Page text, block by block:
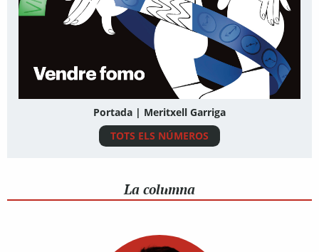
Portada | Meritxell Garriga
TOTS ELS NÚMEROS
La columna